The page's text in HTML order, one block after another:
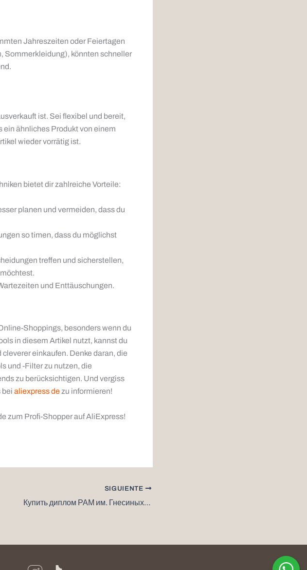
Jahreszeiten oder Feiertagen
Sommerkleidung), könnten schneller
ist. Sei flexibel und bereit,
ähnliches Produkt von einem
wieder vorrätig ist.
bietet dir zahlreiche Vorteile:
planen und vermeiden, dass du
so timen, dass du möglichst
treffen und sicherstellen,
und Enttäuschungen.
Shoppings, besonders wenn du
in diesem Artikel nutzt, kannst du
einkaufen. Denke daran, die
und -Filter zu nutzen, die
zu berücksichtigen. Und vergiss
bei aliexpress de zu informieren!
zum Profi-Shopper auf AliExpress!
SIGUIENTE
Купить диплом РАМ им. Гнесиных как сделать правильный выбор